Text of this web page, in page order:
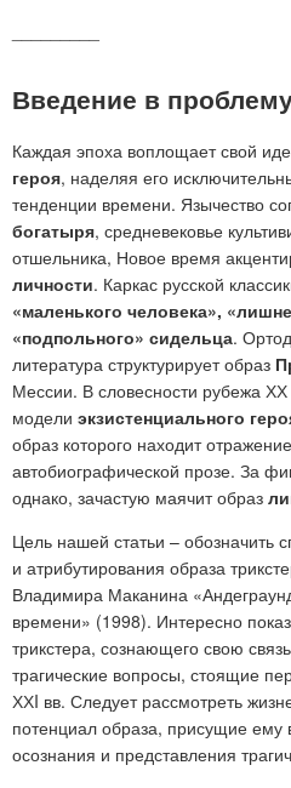
Введение в
Каждая эпоха воплощает свой
героя, наделяя его
тенденции времени. Язычество
богатыря, средневековье
отшельника, Новое время
личности. Каркас русской
«маленького человека»,
«подпольного» сидельца.
литература структурирует образ
Мессии. В словесности рубежа
модели экзистенциального
образ которого находит
автобиографической прозе. За
однако, зачастую маячит образ
Цель нашей статьи – обозначить
и атрибутирования образа
Владимира Маканина
времени» (1998). Интересно
трикстера, сознающего свою
трагические вопросы, стоящие
ХХI вв. Следует рассмотреть
потенциал образа, присущие ему
осознания и представления